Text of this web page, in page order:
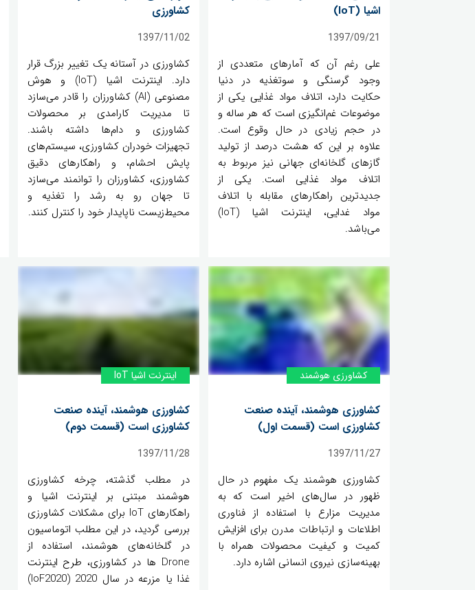
اشیا (IoT)
1397/09/21
علی رغم آن که آمارهای متعددی از
وجود گرسنگی و سوتغذیه در دنیا
حکایت دارد، اتلاف مواد غذایی یکی از
موضوعات غم‌انگیزی است که هر ساله و
در حجم زیادی در حال وقوع است.
علاوه بر این که هشت درصد از تولید
گازهای گلخانه‌ای جهانی نیز مربوط به
اتلاف مواد غذایی است. یکی از
جدیدترین راهکارهای مقابله با اتلاف
مواد غدایی، اینترنت اشیا (IoT)
می‌باشد.
کشاورزی
1397/11/02
کشاورزی در آستانه یک تغییر بزرگ قرار
دارد. اینترنت اشیا (IoT) و هوش
مصنوعی (AI) کشاورزان را قادر می‌سازد
تا مدیریت کارامدی بر محصولات
کشاورزی و دام‌ها داشته باشند.
تجهیزات خودران کشاورزی، سیستم‌های
پایش احشام، و راهکارهای دقیق
کشاورزی، کشاورزان را توانمند می‌سازد
تا جهان رو به رشد را تغذیه و
محیط‌زیست ناپایدار خود را کنترل کنند.
کشاورزی هوشمند
کشاورزی هوشمند، آینده صنعت
کشاورزی است (قسمت اول)
1397/11/27
کشاورزی هوشمند یک مفهوم در حال
ظهور در سال‌های اخیر است که به
مدیریت مزارع با استفاده از فناوری
اطلاعات و ارتباطات مدرن برای افزایش
کمیت و کیفیت محصولات همراه با
بهینه‌سازی نیروی انسانی اشاره دارد.
اینترنت اشیا IoT
کشاورزی هوشمند، آینده صنعت
کشاورزی است (قسمت دوم)
1397/11/28
در مطلب گذشته، چرخه کشاورزی
هوشمند مبتنی بر اینترنت اشیا و
راهکارهای IoT برای مشکلات کشاورزی
بررسی گردید، در این مطلب اتوماسیون
در گلخانه‌های هوشمند، استفاده از
Drone ها در کشاورزی، طرح اینترنت
غذا یا مزرعه در سال 2020 (IoF2020)